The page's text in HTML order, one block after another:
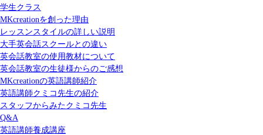
学生クラス
MKcreationを創った理由
レッスンスタイルの詳しい説明
大手英会話スクールとの違い
英会話教室の使用教材について
英会話教室の生徒様からのご感想
MKcreationの英語講師紹介
英語講師クミコ先生の紹介
スタッフからみたクミコ先生
Q&A
英語講師養成講座